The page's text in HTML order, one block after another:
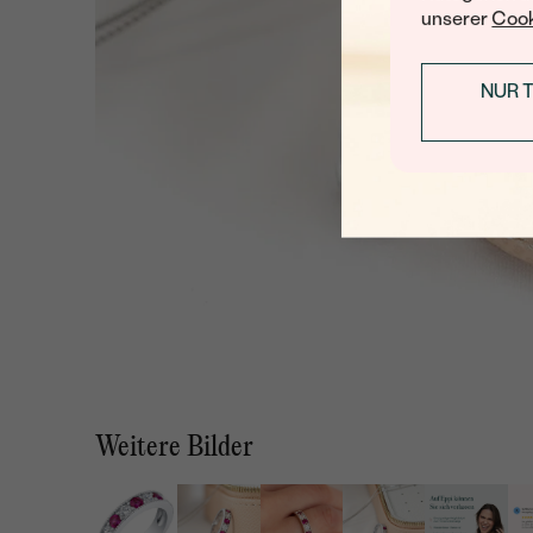
unserer
NUR
Weitere Bilder